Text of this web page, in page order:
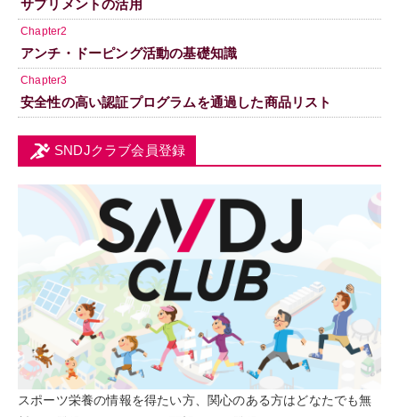
サプリメントの活用
Chapter2
アンチ・ドーピング活動の基礎知識
Chapter3
安全性の高い認証プログラムを通過した商品リスト
SNDJクラブ会員登録
スポーツ栄養の情報を得たい方、関心のある方はどなたでも無